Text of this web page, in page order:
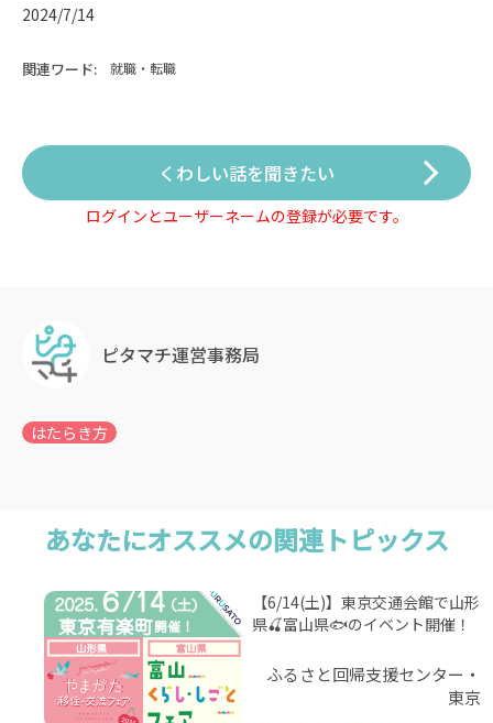
2024/7/14
関連ワード: 就職・転職
くわしい話を聞きたい
ログインとユーザーネームの登録が必要です。
ピタマチ運営事務局
あなたにオススメの関連トピックス
【6/14(土)】東京交通会館で山形
県🍒富山県🐟のイベント開催！
ふるさと回帰支援センター・
東京